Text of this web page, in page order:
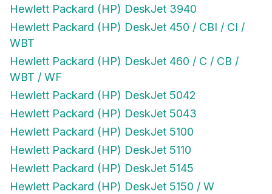
Hewlett Packard (HP) DeskJet 3940
Hewlett Packard (HP) DeskJet 450 / CBI / CI /
WBT
Hewlett Packard (HP) DeskJet 460 / C / CB /
WBT / WF
Hewlett Packard (HP) DeskJet 5042
Hewlett Packard (HP) DeskJet 5043
Hewlett Packard (HP) DeskJet 5100
Hewlett Packard (HP) DeskJet 5110
Hewlett Packard (HP) DeskJet 5145
Hewlett Packard (HP) DeskJet 5150 / W